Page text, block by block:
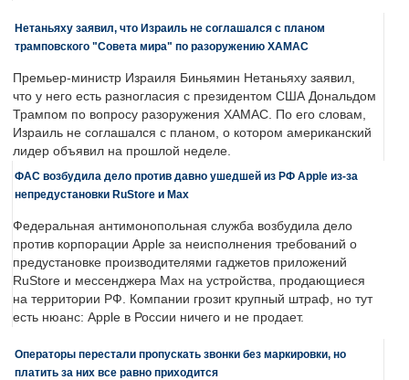
Нетаньяху заявил, что Израиль не соглашался с планом
трамповского "Совета мира" по разоружению ХАМАС
Премьер-министр Израиля Биньямин Нетаньяху заявил,
что у него есть разногласия с президентом США Дональдом
Трампом по вопросу разоружения ХАМАС. По его словам,
Израиль не соглашался с планом, о котором американский
лидер объявил на прошлой неделе.
ФАС возбудила дело против давно ушедшей из РФ Apple из-за
непредустановки RuStore и Max
Федеральная антимонопольная служба возбудила дело
против корпорации Apple за неисполнения требований о
предустановке производителями гаджетов приложений
RuStore и мессенджера Max на устройства, продающиеся
на территории РФ. Компании грозит крупный штраф, но тут
есть нюанс: Apple в России ничего и не продает.
Операторы перестали пропускать звонки без маркировки, но
платить за них все равно приходится